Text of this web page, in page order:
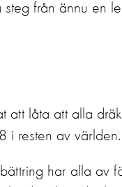
steg från ännu en
att låta att alla
i resten av världen.
har alla av